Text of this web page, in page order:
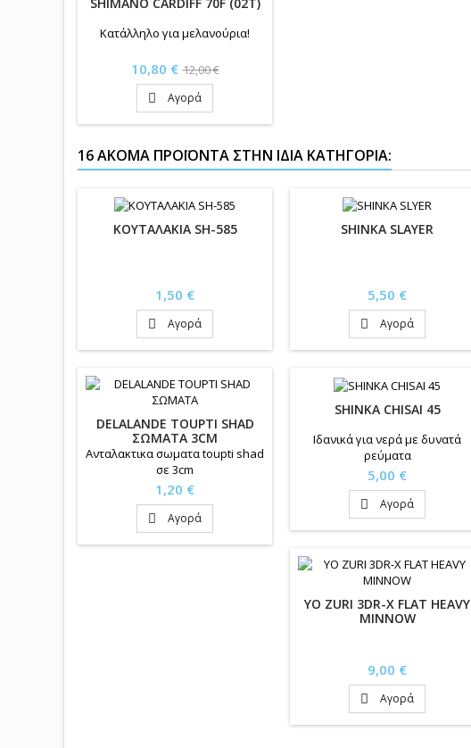
Κατάλληλο για μελανούρια!
Τιμή
10,80 € Κανονική
τιμή
12,00 €
 Αγορά
16 ΑΚΌΜΑ ΠΡΟΪΌΝΤΑ ΣΤΗΝ ΊΔΙΑ ΚΑΤΗΓΟΡΊΑ:
ΚΟΥΤΑΛΑΚΙΑ SH-585
Τιμή
1,50 €
 Αγορά
SHINKA SLAYER
Τιμή
5,50 €
 Αγορά
DELALANDE TOUPTI SHAD
ΣΩΜΑΤΑ 3CM
Ανταλακτικα σωματα toupti shad
σε 3cm
Τιμή
1,20 €
 Αγορά
SHINKA CHISAI 45
Ιδανικά για νερά με δυνατά
ρεύματα
Τιμή
5,00 €
 Αγορά
YO ZURI 3DR-X FLAT HEAVY
MINNOW
Τιμή
9,00 €
 Αγορά